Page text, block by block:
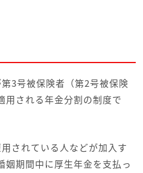
3号被保険者（第2号被保険
用される年金分割の制度で
されている人などが加入す
姻期間中に厚生年金を支払っ